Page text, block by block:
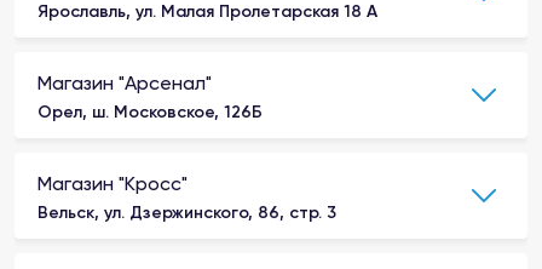
Ярославль, ул. Малая Пролетарская 18 А
Магазин "Арсенал"
Орел, ш. Московское, 126Б
Магазин "Кросс"
Вельск, ул. Дзержинского, 86, стр. 3